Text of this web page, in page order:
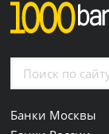
Банки Москвы